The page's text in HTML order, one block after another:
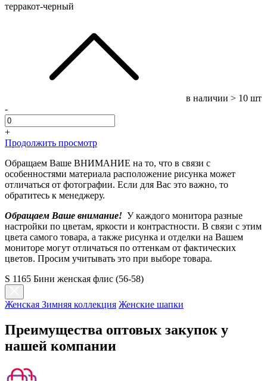
терракот-черный
в наличии > 10 шт
-
+
Продолжить просмотр
Обращаем Ваше ВНИМАНИЕ на то, что в связи с
особенностями материала расположение рисунка может
отличаться от фотографии. Если для Вас это важно, то
обратитесь к менеджеру.
Обращаем Ваше внимание! У каждого монитора разные
настройки по цветам, яркости и контрастности. В связи с этим
цвета самого товара, а также рисунка и отделки на Вашем
мониторе могут отличаться по оттенкам от фактических
цветов. Просим учитывать это при выборе товара.
S 1165 Бини женская флис (56-58)
Женская Зимняя коллекция Женские шапки
Преимущества оптовых закупок у
нашей компании